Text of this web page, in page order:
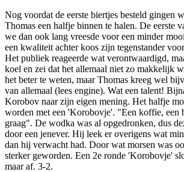
Nog voordat de eerste biertjes besteld gingen
Thomas een halfje binnen te halen. De eerste
we dan ook lang vreesde voor een minder
een kwaliteit achter koos zijn tegenstander
Het publiek reageerde wat verontwaardigd,
koel en zei dat het allemaal niet zo makkelijk
het beter te weten, maar Thomas kreeg wel
van allemaal (lees engine). Wat een talent!
Korobov naar zijn eigen mening. Het halfje
worden met een 'Korobovje'. "Een koffie, een
graag". De wodka was al opgedronken, dus
door een jenever. Hij leek er overigens wat
dan hij verwacht had. Door wat morsen was
sterker geworden. Een 2e ronde 'Korobovje'
maar af. 3-2.